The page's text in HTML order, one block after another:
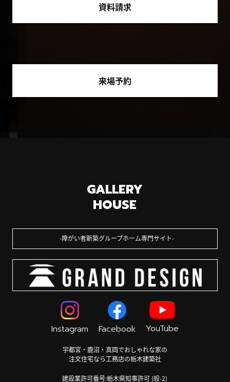
資料請求
来場予約
GALLERY
HOUSE
障がい者新築グループホーム専門サイト
Instagram Facebook YouTube
宇都宮・鹿沼・真岡でおしゃれな家の
注文住宅なら工務店の栃木建築社
建設業許可番号:栃木県知事許可 (般-2)